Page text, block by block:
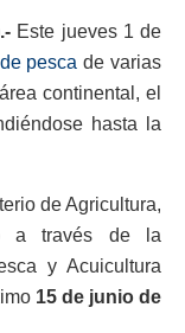
Este jueves 1 de
pesca de varias
continental, el
hasta la
de Agricultura,
a través de la
y Acuicultura
15 de junio de